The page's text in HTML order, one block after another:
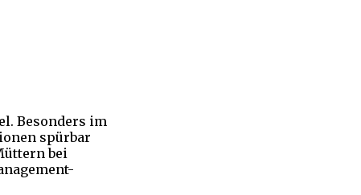
Besonders im
spürbar
bei